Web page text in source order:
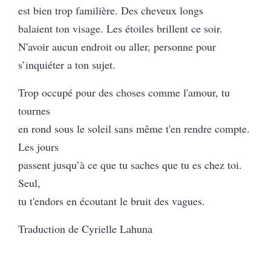
est bien trop familière. Des cheveux longs
balaient ton visage. Les étoiles brillent ce soir.
N'avoir aucun endroit ou aller, personne pour
s’inquiéter a ton sujet.
Trop occupé pour des choses comme l'amour, tu
tournes
en rond sous le soleil sans même t'en rendre compte.
Les jours
passent jusqu’à ce que tu saches que tu es chez toi.
Seul,
tu t'endors en écoutant le bruit des vagues.
Traduction de Cyrielle Lahuna